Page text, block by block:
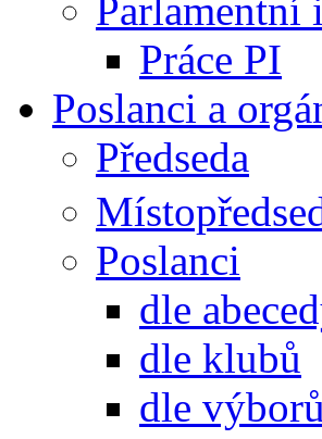
Parlamentní
Práce PI
Poslanci a
Předseda
Poslanci
dle
dle klubů
dle výborů